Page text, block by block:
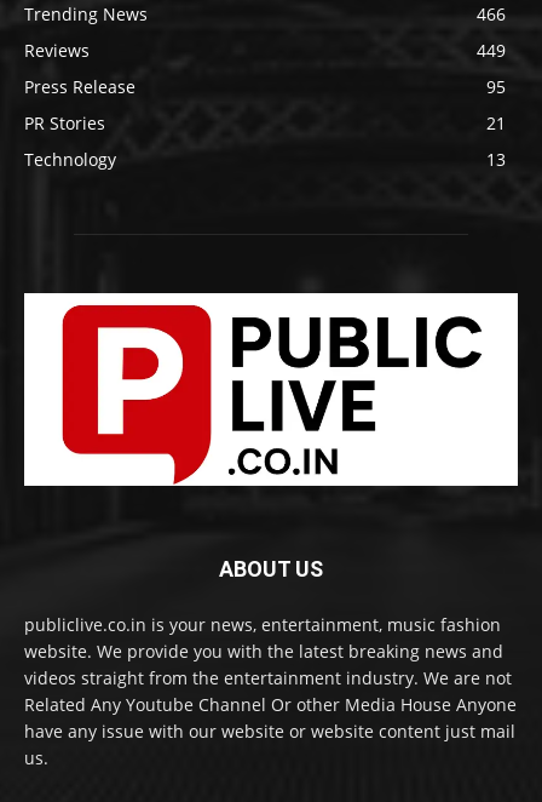
Trending News
466
Reviews
449
Press Release
95
PR Stories
21
Technology
13
ABOUT US
publiclive.co.in is your news, entertainment, music fashion
website. We provide you with the latest breaking news and
videos straight from the entertainment industry. We are not
Related Any Youtube Channel Or other Media House Anyone
have any issue with our website or website content just mail
us.